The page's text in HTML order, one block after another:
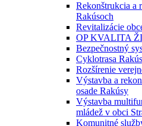
Rekonštrukcia a
Rakúsoch
Revitalizácie
OP KVALITA
Bezpečnostný
Cyklotrasa
Rozšírenie
Výstavba a
osade Rakúsy
Výstavba
mládež v obci
Komunitné